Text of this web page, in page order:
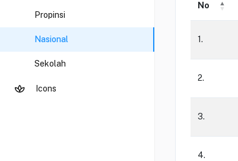
Propinsi
Nasional
Sekolah
Icons
No
1.
2.
3.
4.